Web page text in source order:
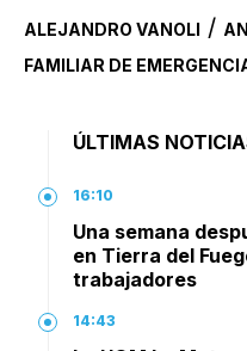
ALEJANDRO VANOLI /
FAMILIAR DE
ÚLTIMAS
16:10
Una semana
en Tierra del
trabajadores
14:43